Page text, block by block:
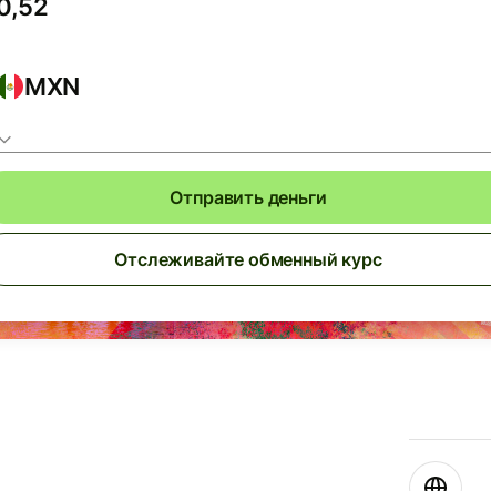
MXN
Отправить деньги
Отслеживайте обменный курс